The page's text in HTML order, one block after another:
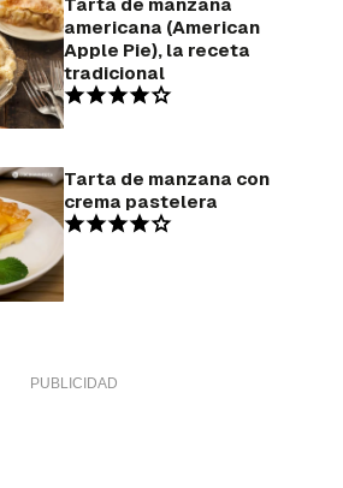
americana (American
Apple Pie), la receta
tradicional
Tarta de manzana con
crema pastelera